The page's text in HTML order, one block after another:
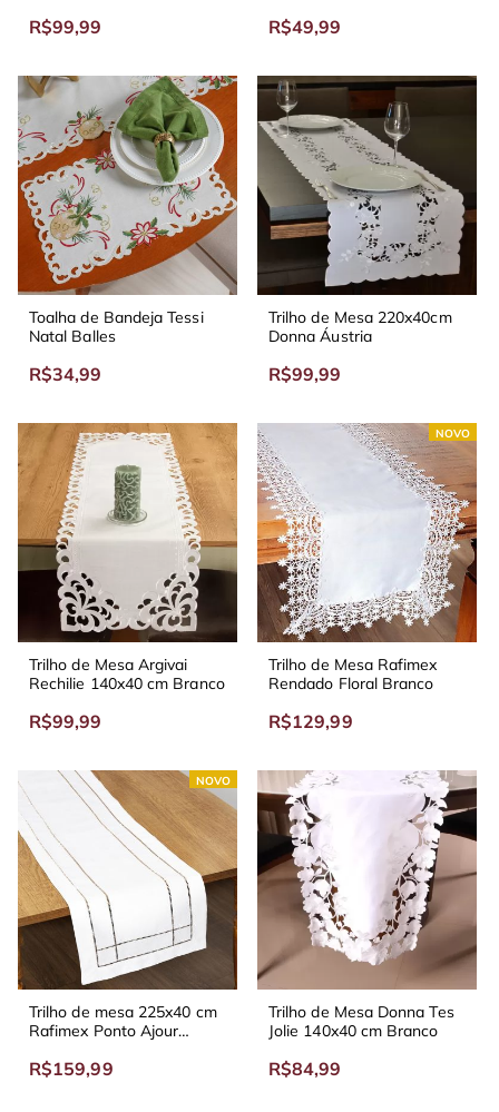
R$99,99 R$49,99
Toalha de Bandeja Tessi
Natal Balles
R$34,99
Trilho de Mesa 220x40cm
Donna Áustria
R$99,99
Trilho de Mesa Argivai
Rechilie 140x40 cm Branco
R$99,99
NOVO
Trilho de Mesa Rafimex
Rendado Floral Branco
R$129,99
NOVO
Trilho de mesa 225x40 cm
Rafimex Ponto Ajour
R$159,99
Trilho de Mesa Donna Tes
Jolie 140x40 cm Branco
R$84,99